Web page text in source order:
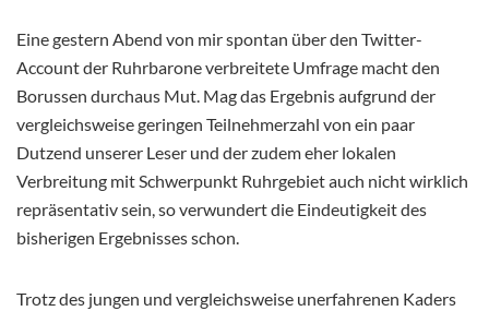
Eine gestern Abend von mir spontan über den Twitter-
Account der Ruhrbarone verbreitete Umfrage macht den
Borussen durchaus Mut. Mag das Ergebnis aufgrund der
vergleichsweise geringen Teilnehmerzahl von ein paar
Dutzend unserer Leser und der zudem eher lokalen
Verbreitung mit Schwerpunkt Ruhrgebiet auch nicht wirklich
repräsentativ sein, so verwundert die Eindeutigkeit des
bisherigen Ergebnisses schon.
Trotz des jungen und vergleichsweise unerfahrenen Kaders